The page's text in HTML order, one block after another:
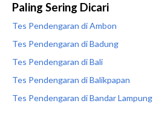
Paling Sering Dicari
Tes Pendengaran di Ambon
Tes Pendengaran di Badung
Tes Pendengaran di Bali
Tes Pendengaran di Balikpapan
Tes Pendengaran di Bandar Lampung